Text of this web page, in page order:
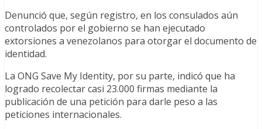
Denunció que, según registro, en los consulados aún
controlados por el gobierno se han ejecutado
extorsiones a venezolanos para otorgar el documento de
identidad.
La ONG Save My Identity, por su parte, indicó que ha
logrado recolectar casi 23.000 firmas mediante la
publicación de una petición para darle peso a las
peticiones internacionales.